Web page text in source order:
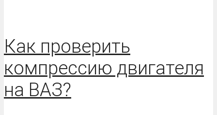
Как проверить
компрессию двигателя
на ВАЗ?